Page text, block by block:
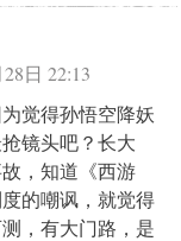
日 22:13
觉得孙悟空降妖
镜头吧？长大
，知道《西游
的嘲讽，就觉得
，有大门路，是